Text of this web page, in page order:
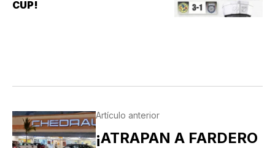
CUP!
Artículo anterior
¡ATRAPAN A FARDERO